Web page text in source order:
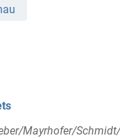
Mayrhofer/